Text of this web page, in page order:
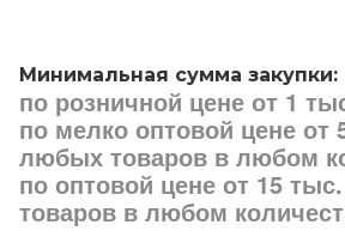
Минимальная сумма закупки:
по розничной цене от 1
по мелко оптовой цене от
любых товаров в любом
по оптовой цене от 15
товаров в любом